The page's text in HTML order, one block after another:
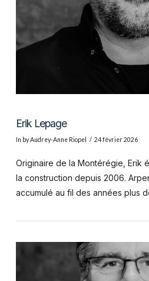
VIEW
Erik Lepage
In by Audrey-Anne Riopel 24 février 2026
Originaire de la Montérégie, Erik
la construction depuis 2006.
accumulé au fil des années plus